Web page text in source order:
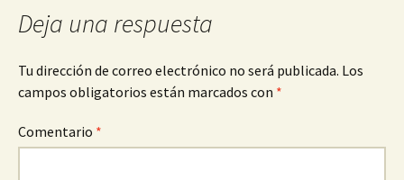
Deja una respuesta
Tu dirección de correo electrónico no será publicada. Los
campos obligatorios están marcados con *
Comentario *